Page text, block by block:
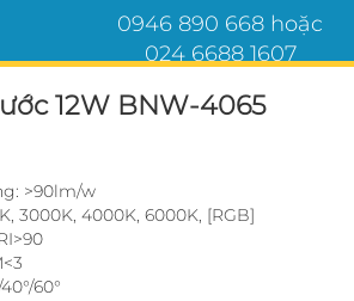
0946 890 668 hoặc
024 6688 1607
12W BNW-4065
>90lm/w
3000K, 4000K, 6000K, [RGB]
60°